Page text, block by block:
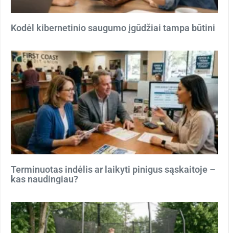
Kodėl kibernetinio saugumo įgūdžiai tampa būtini
Terminuotas indėlis ar laikyti pinigus sąskaitoje –
kas naudingiau?